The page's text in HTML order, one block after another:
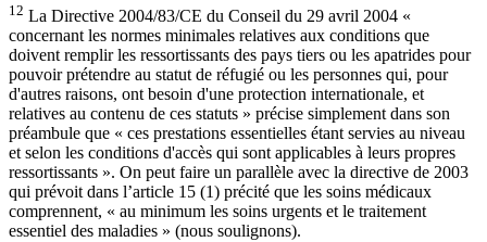
12 La Directive 2004/83/CE du Conseil du 29 avril 2004 «
concernant les normes minimales relatives aux conditions que
doivent remplir les ressortissants des pays tiers ou les apatrides pour
pouvoir prétendre au statut de réfugié ou les personnes qui, pour
d'autres raisons, ont besoin d'une protection internationale, et
relatives au contenu de ces statuts » précise simplement dans son
préambule que « ces prestations essentielles étant servies au niveau
et selon les conditions d'accès qui sont applicables à leurs propres
ressortissants ». On peut faire un parallèle avec la directive de 2003
qui prévoit dans l’article 15 (1) précité que les soins médicaux
comprennent, « au minimum les soins urgents et le traitement
essentiel des maladies » (nous soulignons).